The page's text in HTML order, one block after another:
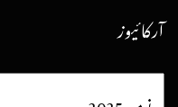
آرکائیوز